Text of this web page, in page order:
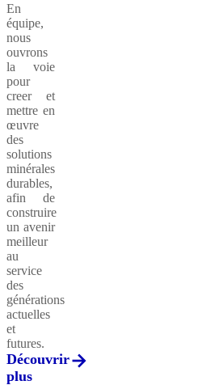
En
équipe,
nous
ouvrons
la voie
pour
creer et
mettre en
œuvre
des
solutions
minérales
durables,
afin de
construire
un avenir
meilleur
au
service
des
générations
actuelles
et
futures.
Découvrir
plus